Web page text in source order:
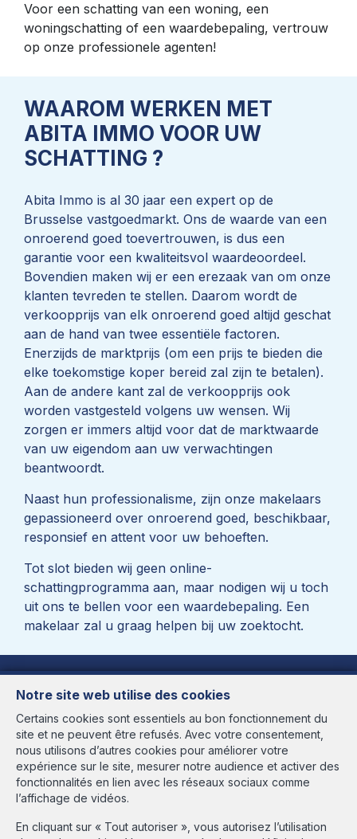
Voor een schatting van een woning, een
woningschatting of een waardebepaling, vertrouw
op onze professionele agenten!
WAAROM WERKEN MET
ABITA IMMO VOOR UW
SCHATTING ?
Abita Immo is al 30 jaar een expert op de
Brusselse vastgoedmarkt. Ons de waarde van een
onroerend goed toevertrouwen, is dus een
garantie voor een kwaliteitsvol waardeoordeel.
Bovendien maken wij er een erezaak van om onze
klanten tevreden te stellen. Daarom wordt de
verkoopprijs van elk onroerend goed altijd geschat
aan de hand van twee essentiële factoren.
Enerzijds de marktprijs (om een prijs te bieden die
elke toekomstige koper bereid zal zijn te betalen).
Aan de andere kant zal de verkoopprijs ook
worden vastgesteld volgens uw wensen. Wij
zorgen er immers altijd voor dat de marktwaarde
van uw eigendom aan uw verwachtingen
beantwoordt.
Naast hun professionalisme, zijn onze makelaars
gepassioneerd over onroerend goed, beschikbaar,
responsief en attent voor uw behoeften.
Tot slot bieden wij geen online-
schattingprogramma aan, maar nodigen wij u toch
uit ons te bellen voor een waardebepaling. Een
makelaar zal u graag helpen bij uw zoektocht.
Notre site web utilise des cookies
Certains cookies sont essentiels au bon fonctionnement du
site et ne peuvent être refusés. Avec votre consentement,
nous utilisons d’autres cookies pour améliorer votre
expérience sur le site, mesurer notre audience et activer des
fonctionnalités en lien avec les réseaux sociaux comme
l’affichage de vidéos.
En cliquant sur « Tout autoriser », vous autorisez l’utilisation
Immo ABITA
Kerserenlaan, 95 1200 Sint-Lambrechts-Woluwe
Openingsuren
Maandag t/m vrijdag van 9:30 tot 18:00 uur